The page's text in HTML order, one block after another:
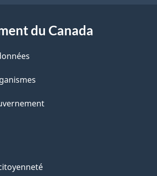
du Canada